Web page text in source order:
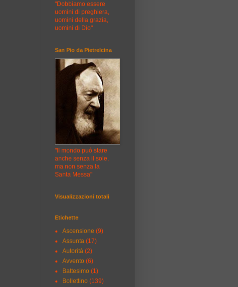
"Dobbiamo essere
uomini di preghiera,
uomini della grazia,
uomini di Dio"
San Pio da Pietrelcina
"Il mondo può stare
anche senza il sole,
ma non senza la
Santa Messa"
Visualizzazioni totali
Etichette
Ascensione (9)
Assunta (17)
Autorità (2)
Avvento (6)
Battesimo (1)
Bollettino (139)